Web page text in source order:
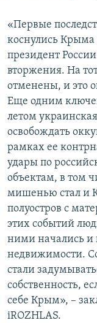
«Первые
коснулись Крыма
президент России
вторжения. На
отменены, и это
Еще одним
летом
освобождать
рамках ее
удары по
объектам, в том
мишенью стал и
полуостров с
этих событий
ними начались и
недвижимости.
стали
собственность,
себе Крым», –
iROZHLAS.